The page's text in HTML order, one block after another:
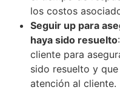
los costos
Seguir up para
haya sido resuelto
cliente para
sido resuelto y
atención al cliente.